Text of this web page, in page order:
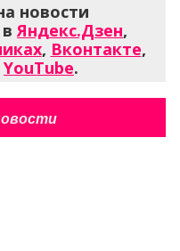
новости
вЯндекс.Дзен,
, Вконтакте,
YouTube.